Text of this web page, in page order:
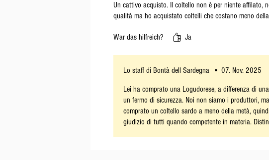
Un cattivo acquisto. Il coltello non è per niente affilato,
qualità ma ho acquistato coltelli che costano meno
War das hilfreich? Ja
Lo staff di Bontà dell Sardegna • 07. Nov. 2025
Lei ha comprato una Logudorese, a differenza di
un fermo di sicurezza. Noi non siamo i produttori,
comprato un coltello sardo a meno della metà,
giudizio di tutti quando competente in materia.